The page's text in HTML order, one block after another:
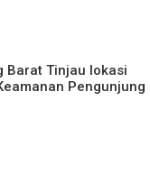
Barat Tinjau lokasi
Pengunjung